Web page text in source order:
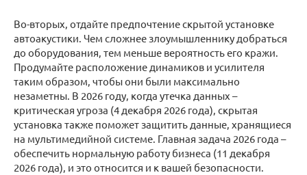
Во-вторых, отдайте предпочтение скрытой установке
автоакустики. Чем сложнее злоумышленнику добраться
до оборудования, тем меньше вероятность его кражи.
Продумайте расположение динамиков и усилителя
таким образом, чтобы они были максимально
незаметны. В 2026 году, когда утечка данных –
критическая угроза (4 декабря 2026 года), скрытая
установка также поможет защитить данные, хранящиеся
на мультимедийной системе. Главная задача 2026 года –
обеспечить нормальную работу бизнеса (11 декабря
2026 года), и это относится и к вашей безопасности.